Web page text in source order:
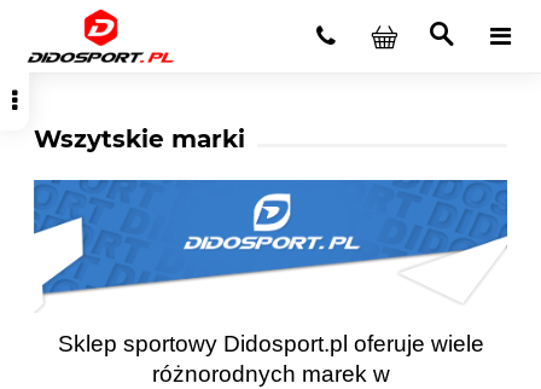
Wszytskie marki
Sklep sportowy Didosport.pl oferuje wiele
różnorodnych marek w